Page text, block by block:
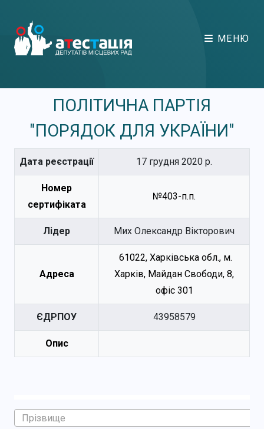
МЕНЮ
ПОЛІТИЧНА ПАРТІЯ
"ПОРЯДОК ДЛЯ УКРАЇНИ"
Дата реєстрації 17 грудня 2020 р.
Номер
сертифіката
№403-п.п.
Лідер Мих Олександр Вікторович
Адреса
61022, Харківська обл., м.
Харків, Майдан Свободи, 8,
офіс 301
ЄДРПОУ 43958579
Опис